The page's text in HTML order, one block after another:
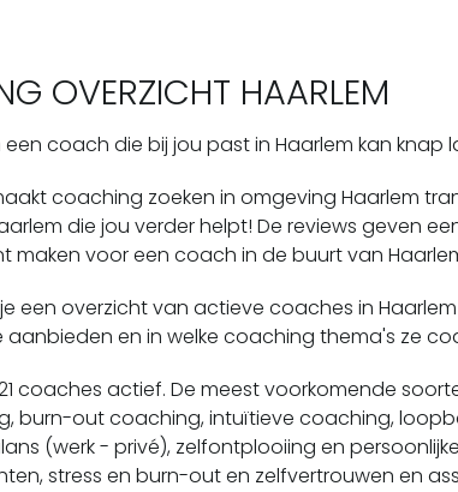
OVERZICHT HAARLEM
coach die bij jou past in Haarlem kan knap
coaching zoeken in omgeving Haarlem
die jou verder helpt! De reviews geven
maken voor een coach in de buurt van
een overzicht van actieve coaches in
aanbieden en in welke coaching thema's ze
coaches actief. De meest voorkomende
burn-out coaching, intuïtieve coaching,
(werk - privé), zelfontplooiing en
stress en burn-out en zelfvertrouwen en